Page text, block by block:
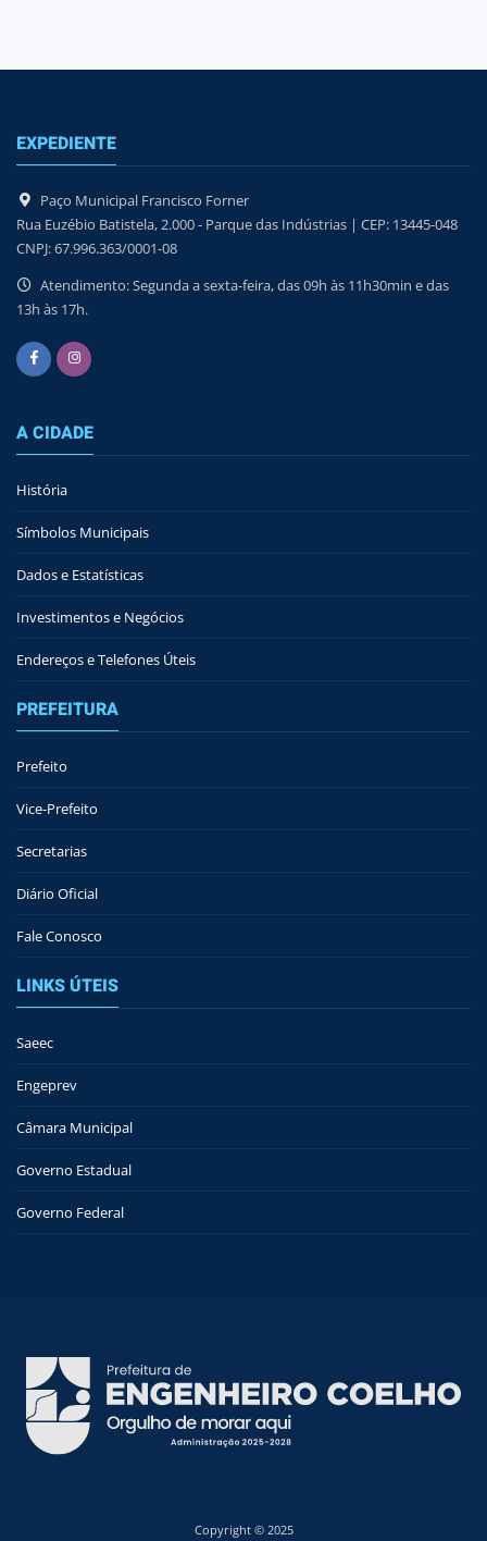
EXPEDIENTE
Paço Municipal Francisco Forner
Rua Euzébio Batistela, 2.000 - Parque das Indústrias | CEP: 13445-048
CNPJ: 67.996.363/0001-08
Atendimento: Segunda a sexta-feira, das 09h às 11h30min e das
13h às 17h.
A CIDADE
História
Símbolos Municipais
Dados e Estatísticas
Investimentos e Negócios
Endereços e Telefones Úteis
PREFEITURA
Prefeito
Vice-Prefeito
Secretarias
Diário Oficial
Fale Conosco
LINKS ÚTEIS
Saeec
Engeprev
Câmara Municipal
Governo Estadual
Governo Federal
Copyright © 2025